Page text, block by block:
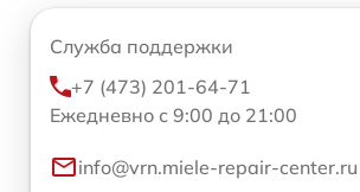
Служба поддержки
+7 (473) 201-64-71
Ежедневно с 9:00 до 21:00
info@vrn.miele-repair-center.ru